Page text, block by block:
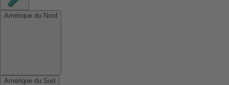
Amérique du Nord
Amérique du Sud